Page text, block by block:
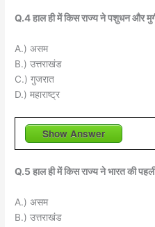
Q.4 हाल ही में किस राज्य ने पशुधन और
A.) असम
B.) उत्तराखंड
C.) गुजरात
D.) महाराष्ट्र
Show Answer
Q.5 हाल ही में किस राज्य ने भारत की
A.) असम
B.) उत्तराखंड